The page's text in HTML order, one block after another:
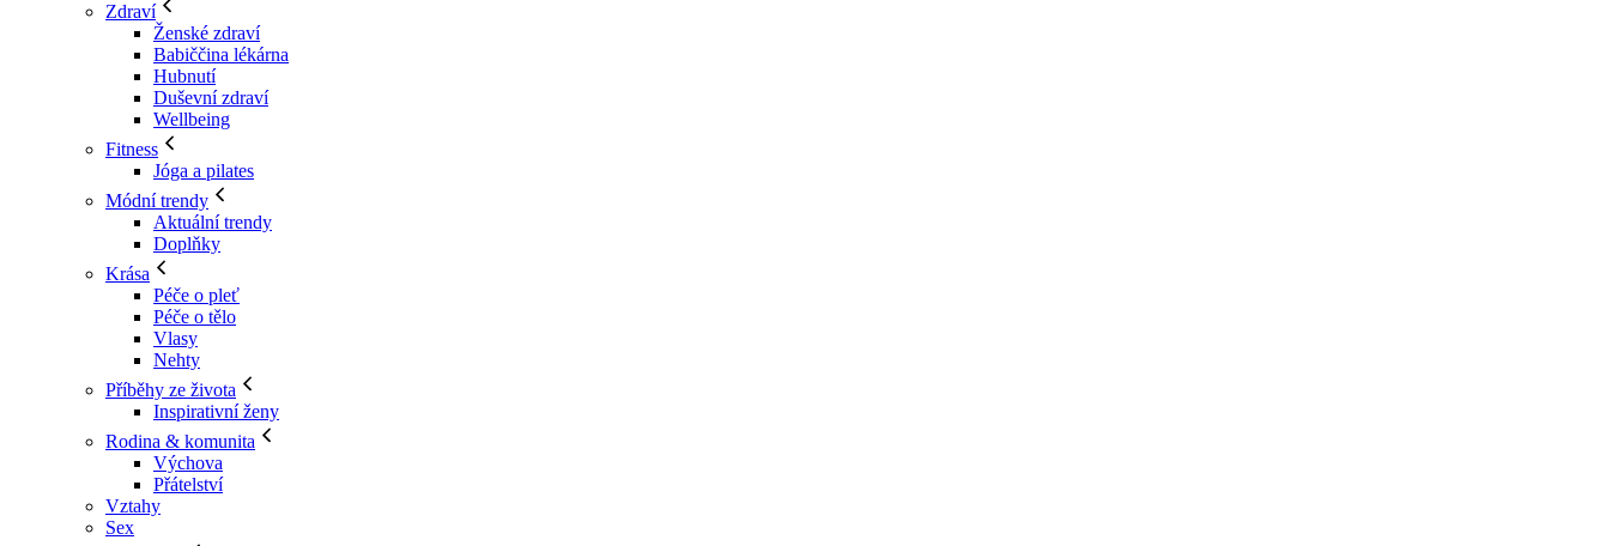
Zdraví
Ženské zdraví
Babiččina lékárna
Hubnutí
Duševní zdraví
Wellbeing
Fitness
Jóga a pilates
Módní trendy
Aktuální trendy
Doplňky
Krása
Péče o pleť
Péče o tělo
Vlasy
Nehty
Příběhy ze života
Inspirativní ženy
Rodina & komunita
Výchova
Přátelství
Vztahy
Sex